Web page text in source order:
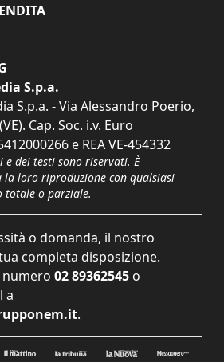
S.p.a.
S.p.a. - Via Alessandro Poerio,
Cap. Soc. i.v. Euro
e REA VE-454332
dei testi sono riservati. È
la loro riproduzione con qualsiasi
totale o parziale.
o domanda, il nostro
completa disposizione.
02 89362545 o
a
.